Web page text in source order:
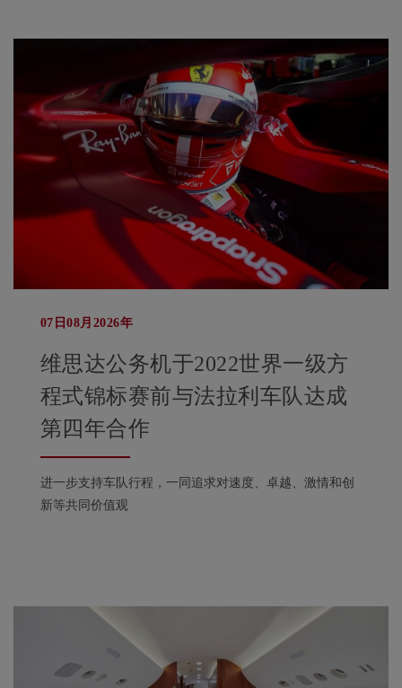
07日08月2026年
维思达公务机于2022世界一级方
程式锦标赛前与法拉利车队达成
第四年合作
进一步支持车队行程，一同追求对速度、卓越、激情和创
新等共同价值观